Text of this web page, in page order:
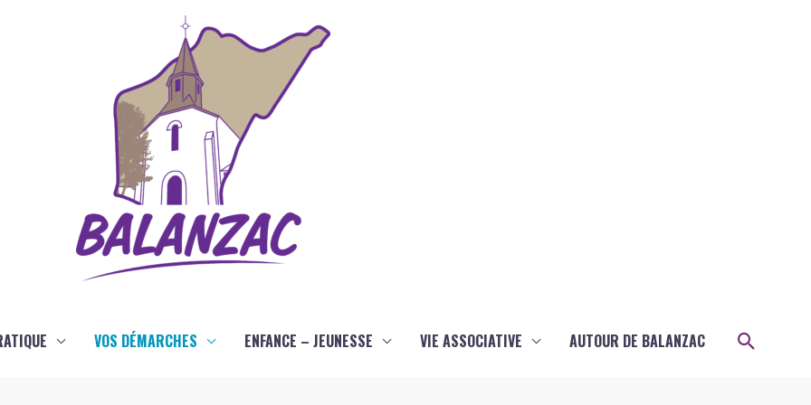
VOS DÉMARCHES ENFANCE – JEUNESSE VIE ASSOCIATIVE AUTOUR DE BALANZAC